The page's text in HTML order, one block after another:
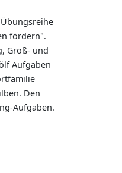
fördern".
Groß- und
Aufgaben
Den
Aufgaben.